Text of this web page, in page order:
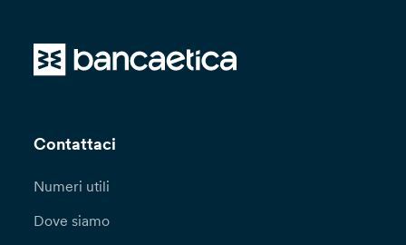
Contattaci
Numeri utili
Dove siamo